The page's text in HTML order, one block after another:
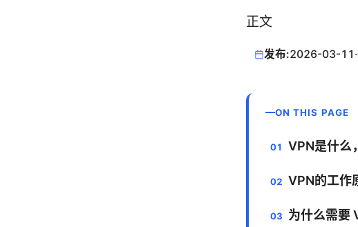
正文
发布:2026-03-11 ·
ON THIS PAGE
VPN是什么
VPN的工作
为什么需要